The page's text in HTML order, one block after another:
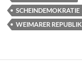
SCHEINDEMOKRATIE
WEIMARER REPUBLIK